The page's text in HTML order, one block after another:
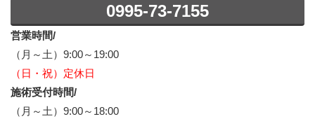
0995-73-7155
営業時間/
（月～土）9:00～19:00
（日・祝）定休日
施術受付時間/
（月～土）9:00～18:00